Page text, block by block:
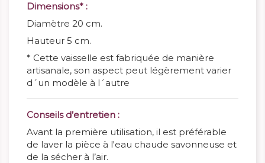
Dimensions* :
Diamètre 20 cm.
Hauteur 5 cm.
* Cette vaisselle est fabriquée de manière
artisanale, son aspect peut légèrement varier
d´un modèle à l´autre
Conseils d’entretien :
Avant la première utilisation, il est préférable
de laver la pièce à l'eau chaude savonneuse et
de la sécher à l’air.